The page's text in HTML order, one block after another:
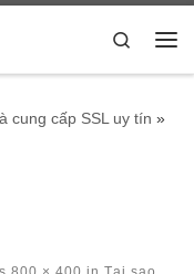
Search
cung cấp SSL uy tín »